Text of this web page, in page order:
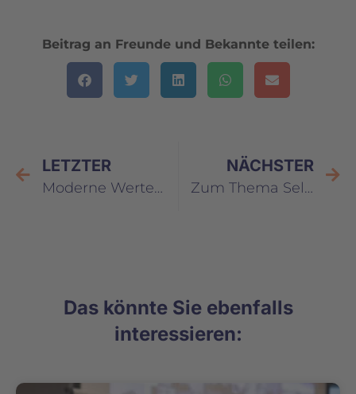
Beitrag an Freunde und Bekannte teilen:
LETZTER
Moderne Wertediagnostik verbessert Stellenbesetzungen und Personalentwicklung signifikant
NÄCHSTER
Zum Thema Selbstheilung: „Oh mein Gott…“
Das könnte Sie ebenfalls
interessieren: